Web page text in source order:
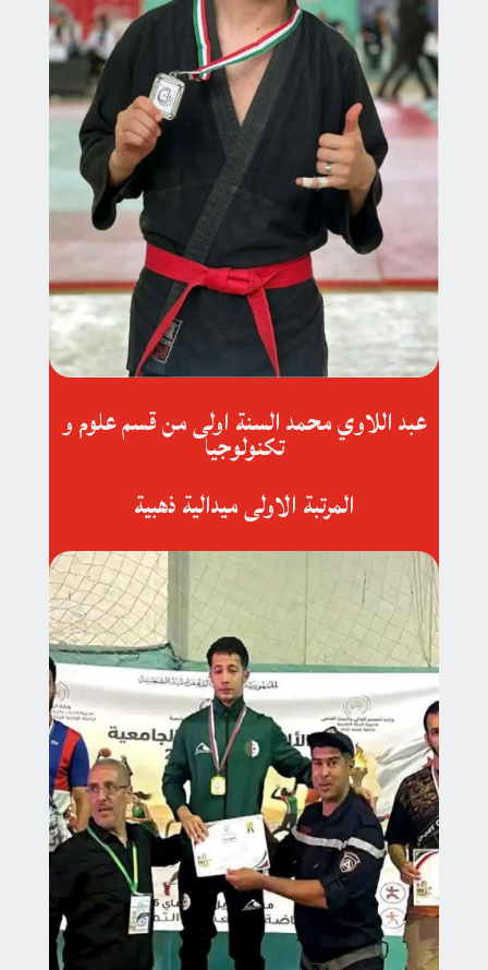
عبد اللاوي محمد السنة اولى من قسم علوم و
تكنولوجيا
المرتبة الاولى ميدالية ذهبية